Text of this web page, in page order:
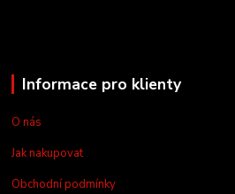
Informace pro klienty
O nás
Jak nakupovat
Obchodní podmínky